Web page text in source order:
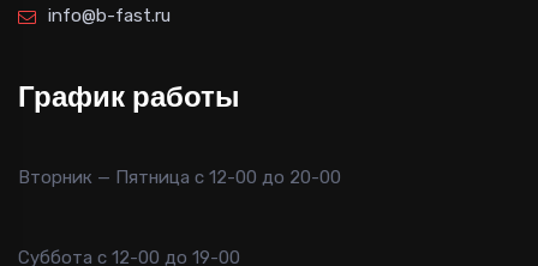
info@b-fast.ru
График работы
Вторник — Пятница с 12-00 до 20-00
Суббота с 12-00 до 19-00